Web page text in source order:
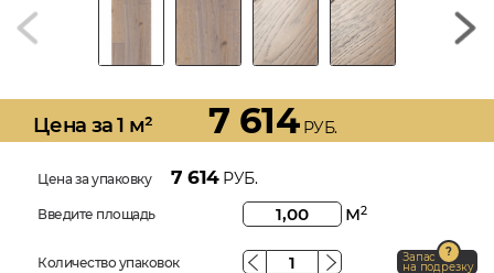
Цена за 1 м² 7 614РУБ.
Цена за упаковку 7 614РУБ.
Введите площадь м2
Количество упаковок Запас
на подрезку